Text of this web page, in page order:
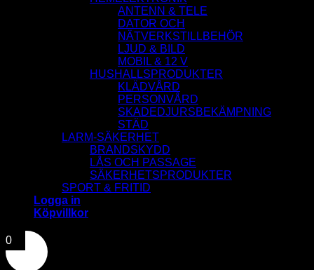
ANTENN & TELE
DATOR OCH
NÄTVERKSTILLBEHÖR
LJUD & BILD
MOBIL & 12 V
HUSHALLSPRODUKTER
KLÄDVÅRD
PERSONVÅRD
SKADEDJURSBEKÄMPNING
STÄD
LARM-SÄKERHET
BRANDSKYDD
LÅS OCH PASSAGE
SÄKERHETSPRODUKTER
SPORT & FRITID
Logga in
Köpvillkor
0